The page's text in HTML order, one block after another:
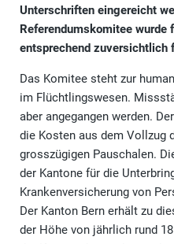
Unterschriften eingereicht
Referendumskomitee wurde
entsprechend zuversichtlich
Das Komitee steht zur
im Flüchtlingswesen.
aber angegangen werden.
die Kosten aus dem Vollzug
grosszügigen Pauschalen.
der Kantone für die
Krankenversicherung von
Der Kanton Bern erhält zu
der Höhe von jährlich rund